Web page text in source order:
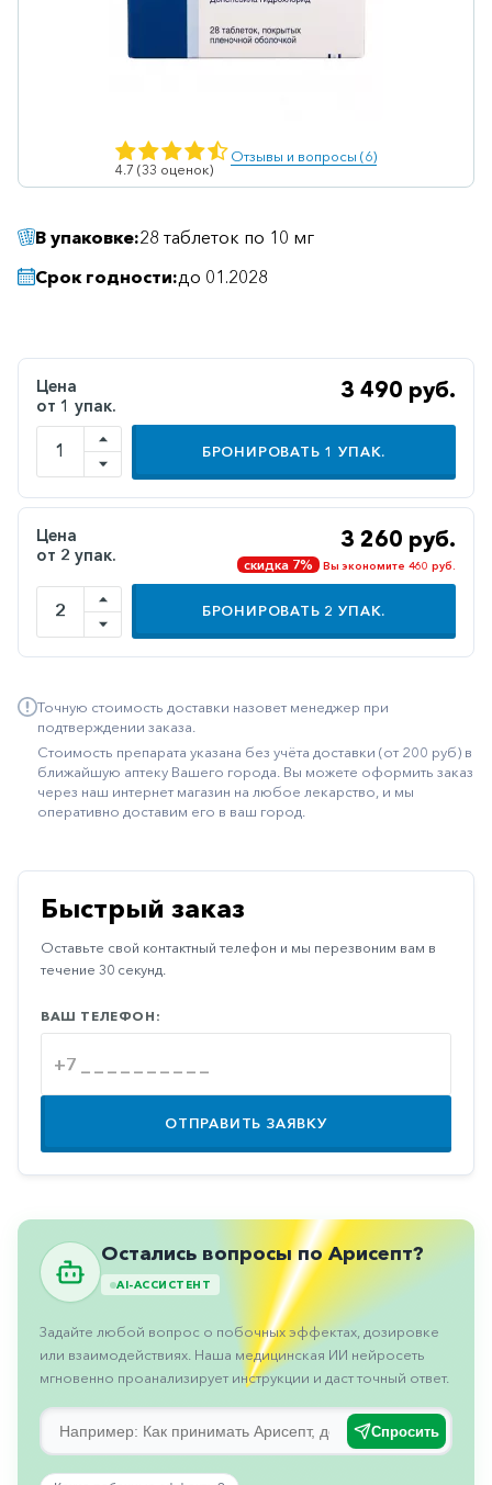
Ветеринарные
Витаминные
Гепатопротекторы
Диабетические
Желудочно-
кишечные
Иммунодепрессанты
Климактерические
Метаболизм
Минеральный
обмен
средства
Неврологические
Остеопороз
Паркинсон
Противоаллергические
Противовирусные
Противогрибковые
Противоопухолевые
Противоподагрические
Противорвотные
Пульмонология
Сосудистые
Тромбозы
Урология
Ухо-
4.7 (33 оценок)
Отзывы и вопросы (6)
В упаковке:28 таблеток по 10 мг
Срок годности:до 01.2028
Цена
от 1 упак.
3 490 руб.
БРОНИРОВАТЬ 1 УПАК.
Цена
от 2 упак.
3 260 руб.
скидка 7% Вы экономите 460 руб.
БРОНИРОВАТЬ 2 УПАК.
Точную стоимость доставки назовет менеджер при
подтверждении заказа.
Стоимость препарата указана без учёта доставки (от 200 руб) в
ближайшую аптеку Вашего города. Вы можете оформить заказ
через наш интернет магазин на любое лекарство, и мы
оперативно доставим его в ваш город.
Быстрый заказ
Оставьте свой контактный телефон и мы перезвоним вам в
течение 30 секунд.
ВАШ ТЕЛЕФОН:
ОТПРАВИТЬ ЗАЯВКУ
Остались вопросы по Арисепт?
AI-АССИСТЕНТ
Задайте любой вопрос о побочных эффектах, дозировке
или взаимодействиях. Наша медицинская ИИ нейросеть
мгновенно проанализирует инструкции и даст точный ответ.
Спросить